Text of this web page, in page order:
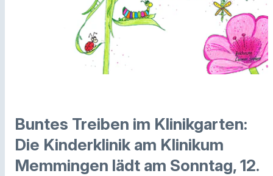
Buntes Treiben im Klinikgarten:
Die Kinderklinik am Klinikum
Memmingen lädt am Sonntag, 12.